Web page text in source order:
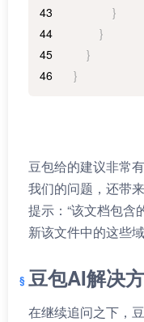
}
}
}
}
豆包给的建议非常
我们的问题，还带
提示：“该文档包含
新该文件中的这些
豆包AI解决
在继续追问之下，